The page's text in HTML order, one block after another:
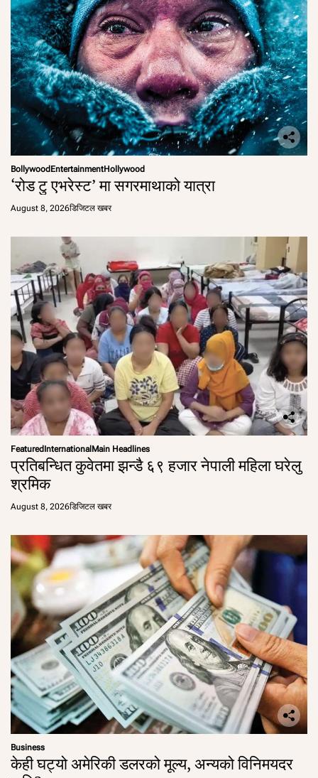
BollywoodEntertainmentHollywood
‘रोड टु एभरेस्ट’ मा सगरमाथाको यात्रा
August 8, 2026डिजिटल खबर
FeaturedInternationalMain Headlines
प्रतिबन्धित कुवेतमा झन्डै ६९ हजार नेपाली महिला घरेलु
श्रमिक
August 8, 2026डिजिटल खबर
Business
केही घट्यो अमेरिकी डलरको मूल्य, अन्यको विनिमयदर